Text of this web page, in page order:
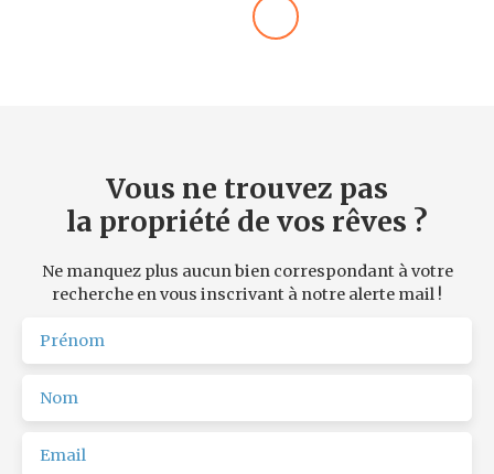
Vous ne trouvez pas
la propriété de vos rêves ?
Ne manquez plus aucun bien correspondant à votre
recherche en vous inscrivant à notre alerte mail !
Prénom
Nom
Email